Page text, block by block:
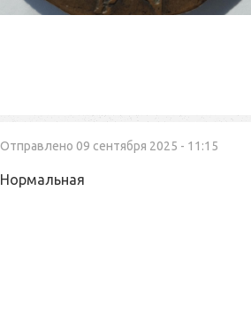
Отправлено 09 сентября 2025 - 11:15
Нормальная